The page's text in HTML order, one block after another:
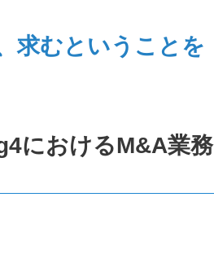
求むということを
におけるM&A業務